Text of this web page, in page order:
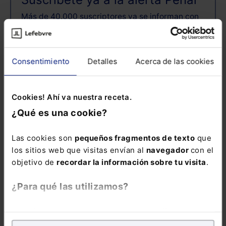
Consentimiento Detalles Acerca de las cookies
Cookies! Ahí va nuestra receta.
¿Qué es una cookie?
Las cookies son pequeños fragmentos de texto que
los sitios web que visitas envían al navegador con el
objetivo de recordar la información sobre tu visita.
¿Para qué las utilizamos?
analíticospara tratar demejorar tu experienciaen
Más de 40.000 suscriptores ya se informan con
Email:
Consulta la información básica sobre
Protección de Datos
ENVIAR